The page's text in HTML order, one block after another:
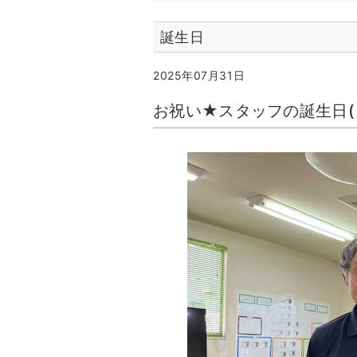
誕生日
2025年07月31日
お祝い★スタッフの誕生日